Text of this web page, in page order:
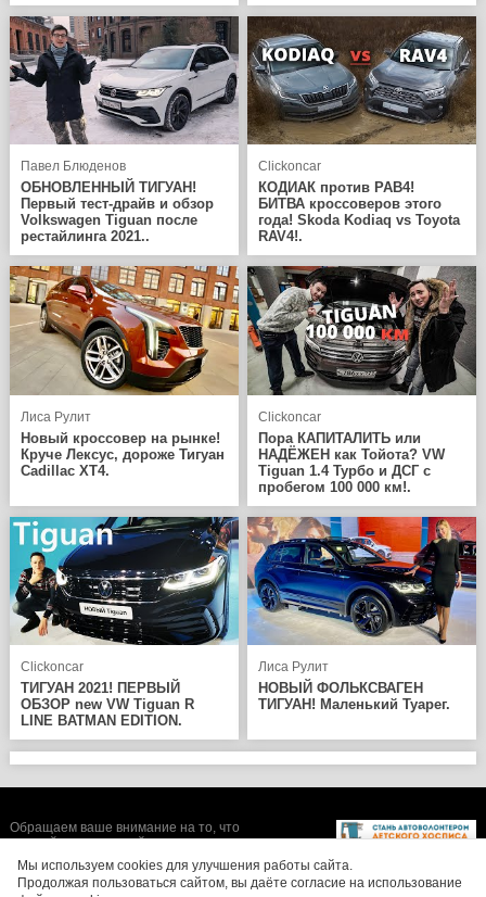
Павел Блюденов
ОБНОВЛЕННЫЙ ТИГУАН!
Первый тест-драйв и обзор
Volkswagen Tiguan после
рестайлинга 2021..
Clickoncar
КОДИАК против РАВ4!
БИТВА кроссоверов этого
года! Skoda Kodiaq vs Toyota
RAV4!.
Лиса Рулит
Новый кроссовер на рынке!
Круче Лексус, дороже Тигуан
Cadillac XT4.
Clickoncar
Пора КАПИТАЛИТЬ или
НАДЁЖЕН как Тойота? VW
Tiguan 1.4 Турбо и ДСГ с
пробегом 100 000 км!.
Clickoncar
ТИГУАН 2021! ПЕРВЫЙ
ОБЗОР new VW Tiguan R
LINE BATMAN EDITION.
Лиса Рулит
НОВЫЙ ФОЛЬКСВАГЕН
ТИГУАН! Маленький Туарег.
Мы используем cookies для улучшения работы сайта.
Продолжая пользоваться сайтом, вы даёте согласие на использование
Обращаем ваше внимание на то, что
данный интернет-сайт носит исключительно
информационный характер и ни при каких
условиях не является публичной офертой,
определяемой положениями Статьи 437 (2)